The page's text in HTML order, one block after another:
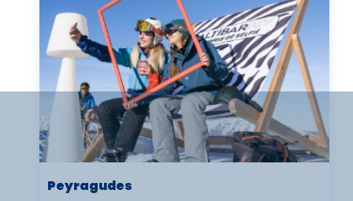
Peyragudes